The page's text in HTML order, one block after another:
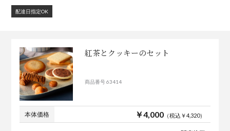
配達日指定OK
紅茶とクッキーのセット
商品番号 63414
本体価格 ￥4,000（税込￥4,320）